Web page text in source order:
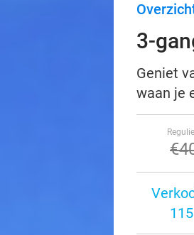
3-
Geniet
waan je
115